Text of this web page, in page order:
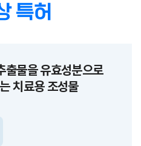
특허
출물을 유효성분으로
치료용 조성물